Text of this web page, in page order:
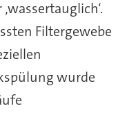
Filtergewebe
wurde